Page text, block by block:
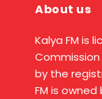
About us
Kalya FM is
by the
FM is